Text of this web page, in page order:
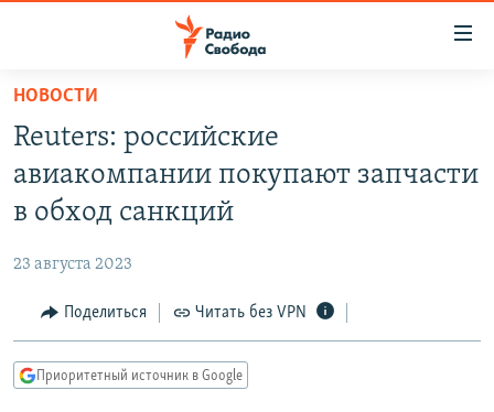
упрощенного
доступа
основному
Вернутся
Вернутся
АВТОРСКИЕ ПРОЕКТЫ
МНЕНИЯ
КУЛЬТУРА
КАВКАЗ.РЕАЛИИ
НОВОСТИ
Reuters: российские
авиакомпании покупают запчасти
в обход санкций
23 августа 2023
Поделиться Читать без VPN
Приоритетный источник в Google